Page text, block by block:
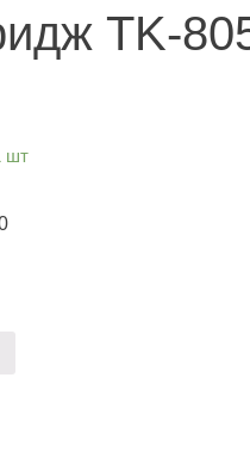
TK-
шт